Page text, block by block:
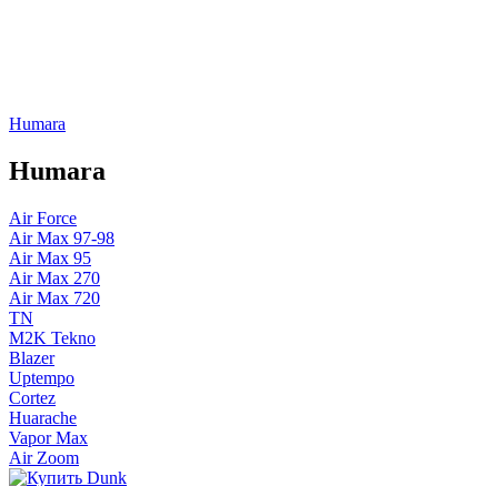
Humara
Humara
Air Force
Air Max 97-98
Air Max 95
Air Max 270
Air Max 720
TN
M2K Tekno
Blazer
Uptempo
Cortez
Huarache
Vapor Max
Air Zoom